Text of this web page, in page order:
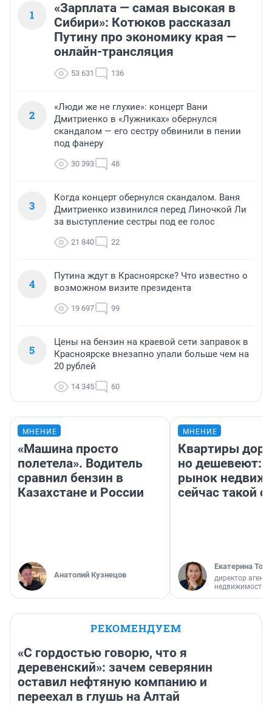
1
«Зарплата — самая высокая в
Сибири»: Котюков рассказал
Путину про экономику края —
онлайн-трансляция
53 631 136
2
«Люди же не глухие»: концерт Вани
Дмитриенко в «Лужниках» обернулся
скандалом — его сестру обвинили в пении
под фанеру
30 393 48
3
Когда концерт обернулся скандалом. Ваня
Дмитриенко извинился перед Линочкой Ли
за выступление сестры под ее голос
21 840 22
4
Путина ждут в Красноярске? Что известно о
возможном визите президента
19 697 99
5
Цены на бензин на краевой сети заправок в
Красноярске внезапно упали больше чем на
20 рублей
14 345 60
МНЕНИЕ
«Машина просто
полетела». Водитель
сравнил бензин в
Казахстане и России
Анатолий Кузнецов
МНЕНИЕ
Квартиры
но дешевеют:
рынок
сейчас такой
Екатерина
директор
недвижимости
РЕКОМЕНДУЕМ
«С гордостью говорю, что я
деревенский»: зачем северянин
оставил нефтяную компанию и
переехал в глушь на Алтай